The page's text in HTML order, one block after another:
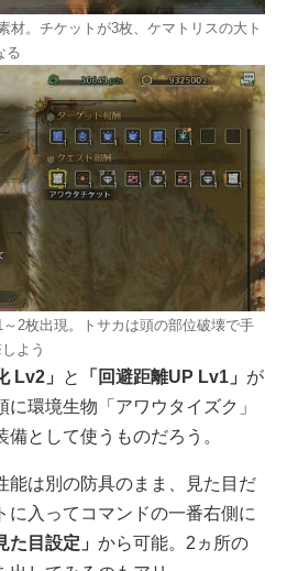
材。チケットが3枚、ケマトリスの大ト
る
2枚出現。トサカは頭の部位破壊で手
よう
Lv2」 と 「回避距離UP Lv1」 が
環境生物「アワウタイズク」
として使うものだろう。
は別の防具のまま、見た目だ
に入ってコマンドの一番右側に
た目設定」 から可能。2ヵ所の